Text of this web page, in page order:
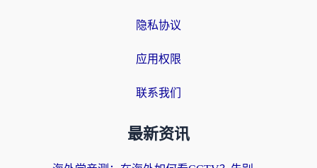
隐私协议
应用权限
联系我们
最新资讯